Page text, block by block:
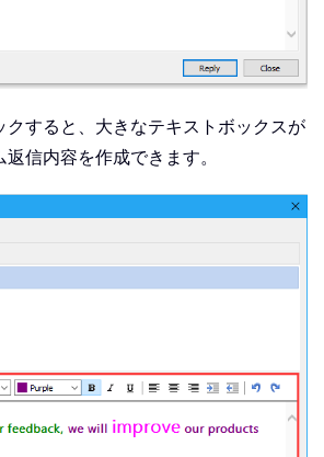
クすると、大きなテキストボックスが
信内容を作成できます。